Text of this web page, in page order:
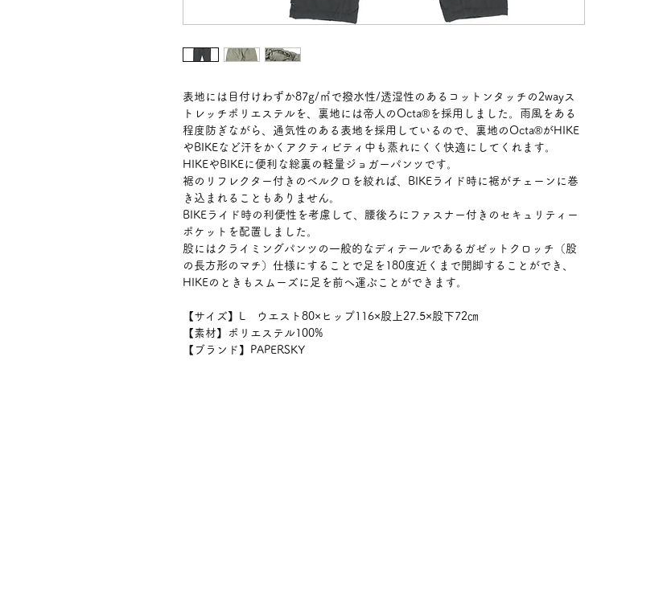
表地には目付けわずか87g/㎡で撥水性/透湿性のあるコットンタッチの2wayス
トレッチポリエステルを、裏地には帝人のOcta®を採用しました。雨風をある
程度防ぎながら、通気性のある表地を採用しているので、裏地のOcta®がHIKE
やBIKEなど汗をかくアクティビティ中も蒸れにくく快適にしてくれます。
HIKEやBIKEに便利な総裏の軽量ジョガーパンツです。
裾のリフレクター付きのベルクロを絞れば、BIKEライド時に裾がチェーンに巻
き込まれることもありません。
BIKEライド時の利便性を考慮して、腰後ろにファスナー付きのセキュリティー
ポケットを配置しました。
股にはクライミングパンツの一般的なディテールであるガゼットクロッチ（股
の長方形のマチ）仕様にすることで足を180度近くまで開脚することができ、
HIKEのときもスムーズに足を前へ運ぶことができます。
【サイズ】L ウエスト80×ヒップ116×股上27.5×股下72㎝
【素材】ポリエステル100%
【ブランド】PAPERSKY